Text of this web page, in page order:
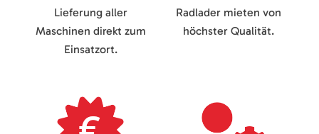
Lieferung aller
Maschinen direkt zum
Einsatzort.
Radlader mieten von
höchster Qualität.